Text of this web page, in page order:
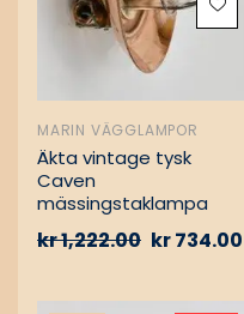
MARIN VÄGGLAMPOR
Äkta vintage tysk
Caven
mässingstaklampa
kr1,222.00 kr734.00